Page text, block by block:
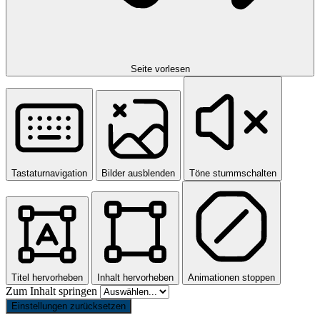
Seite vorlesen
Tastaturnavigation Bilder ausblenden Töne stummschalten
Titel hervorheben Inhalt hervorheben Animationen stoppen
Zum Inhalt springen
Einstellungen zurücksetzen